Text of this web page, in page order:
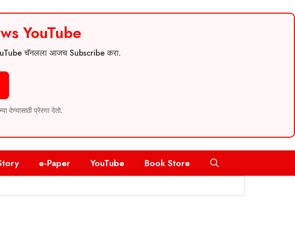
YouTube
चॅनलला आजच Subscribe करा.
देण्यासाठी प्रेरणा देतो.
e-Paper YouTube Book Store